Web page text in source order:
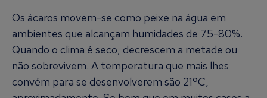
Os ácaros movem-se como peixe na água em
ambientes que alcançam humidades de 75-80%.
Quando o clima é seco, decrescem a metade ou
não sobrevivem. A temperatura que mais lhes
convém para se desenvolverem são 21ºC,